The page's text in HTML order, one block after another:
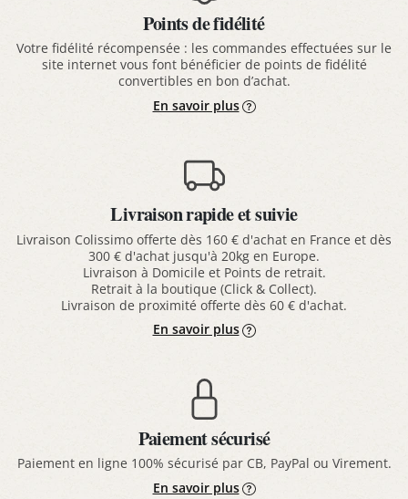
Points de fidélité
Votre fidélité récompensée : les commandes effectuées sur le
site internet vous font bénéficier de points de fidélité
convertibles en bon d’achat.
En savoir plus
Livraison rapide et suivie
Livraison Colissimo offerte dès 160 € d'achat en France et dès
300 € d'achat jusqu'à 20kg en Europe.
Livraison à Domicile et Points de retrait.
Retrait à la boutique (Click & Collect).
Livraison de proximité offerte dès 60 € d'achat.
En savoir plus
Paiement sécurisé
Paiement en ligne 100% sécurisé par CB, PayPal ou Virement.
En savoir plus